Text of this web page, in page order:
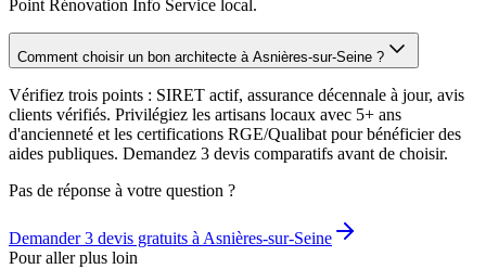
Point Rénovation Info Service local.
Comment choisir un bon architecte à Asnières-sur-Seine ?
Vérifiez trois points : SIRET actif, assurance décennale à jour, avis
clients vérifiés. Privilégiez les artisans locaux avec 5+ ans
d'ancienneté et les certifications RGE/Qualibat pour bénéficier des
aides publiques. Demandez 3 devis comparatifs avant de choisir.
Pas de réponse à votre question ?
Demander 3 devis gratuits à Asnières-sur-Seine
Pour aller plus loin